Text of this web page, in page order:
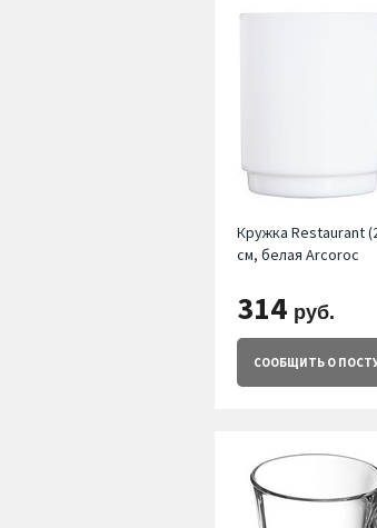
Кружка Restaurant
см, белая Arcoroc
314 руб.
СООБЩИТЬ О